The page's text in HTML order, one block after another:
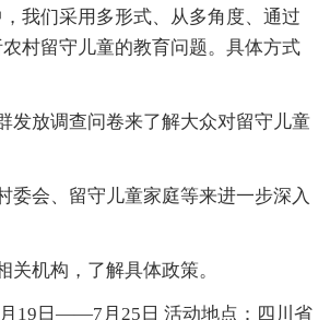
们采用多形式、从多角度、通过
村留守儿童的教育问题。具体方式
放调查问卷来了解大众对留守儿童
会、留守儿童家庭等来进一步深入
机构，了解具体政策。
日——7月25日 活动地点：四川省